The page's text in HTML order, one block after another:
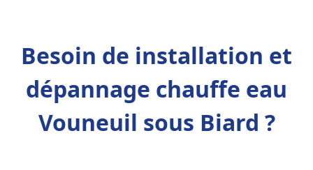
Besoin de installation et
dépannage chauffe eau
Vouneuil sous Biard ?